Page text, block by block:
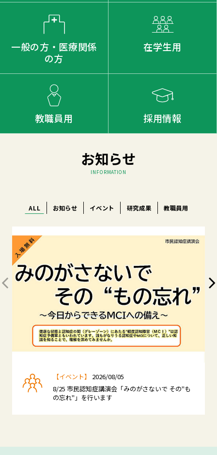
一般の方・医療関係
の方
在学生用
教職員用 採用情報
お知らせ
INFORMATION
ALL お知らせ イベント 研究成果 教職員用
【イベント】
2026/08/05
8/25 市民認知症講演会「みのがさないで その"も
の忘れ"」を行います